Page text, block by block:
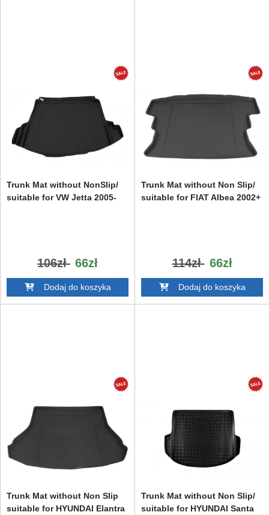
Trunk Mat without NonSlip/
suitable for VW Jetta 2005-
106zł 66zł
Dodaj do koszyka
Trunk Mat without Non Slip/
suitable for FIAT Albea 2002+
114zł 66zł
Dodaj do koszyka
Trunk Mat without Non Slip
suitable for HYUNDAI Elantra
Trunk Mat without Non Slip/
suitable for HYUNDAI Santa